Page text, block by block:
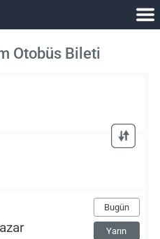
Otobüs Bileti
Bugün
Yarın